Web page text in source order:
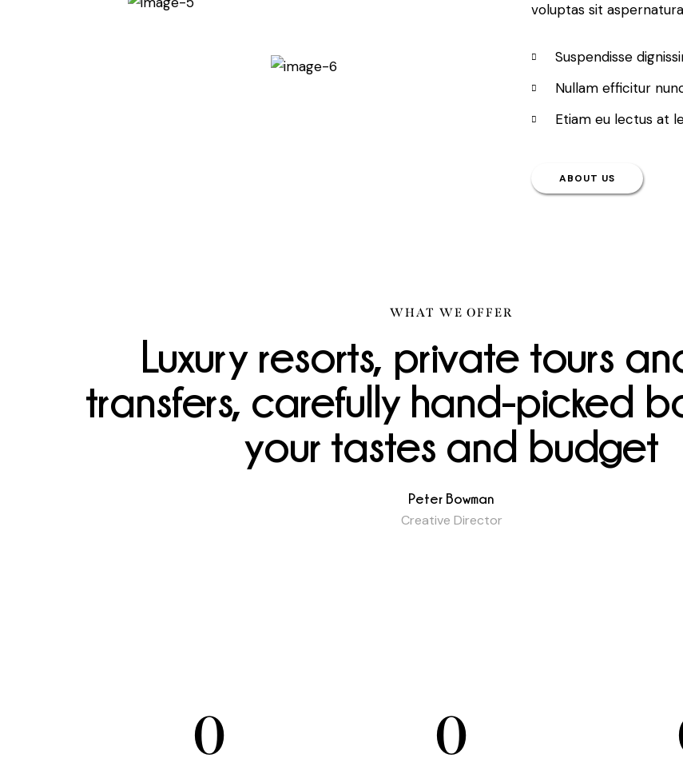
voluptas sit
Suspendisse
Nullam efficitur
Etiam eu lectus at
ABOUT US
WHAT WE OFFER
Luxury resorts, private tours
transfers, carefully hand-picked
your tastes and budget
Peter Bowman
Creative Director
0 0